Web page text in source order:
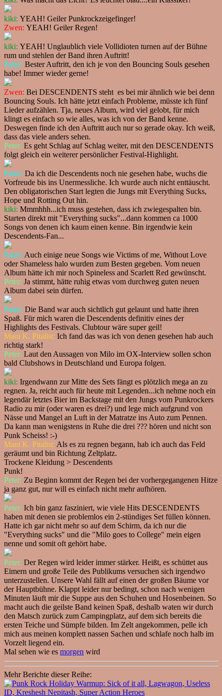
kiki: YEAH! Geiler Punkrockzeigefinger!
Zwen: YEAH! Geiler Regen!
kiki: YEAH! Unglaublich viele Vollidioten turnen auf der Bühne
rum und stehlen der Band ihren Auftritt!
Patze: Bester Auftritt, den ich je von den Bouncing Souls gesehen
habe! Immer wieder gerne!
Zwen: Bei DESCENDENTS steht es bei mir ähnlich wie bei denn
Bouncing Souls. Ich hätte jetzt einfach Probleme, müsste ich fünf
Lieder aufzählen. Tja, neues Album, wird viel gelobt, für mich
klingt es einfach so wie alles, was ich von der Band kenne.
Deswegen finde ich den Auftritt auch nur so gerade okay. Ich weiß,
dass das viele anders sehen.
Peter: Es geht Schlag auf Schlag weiter, mit den DESCENDENTS
folgt gleich ein weiterer persönlicher Festival-Highlight.
Patze: Da ich die Descendents noch nie gesehen habe, wuchs die
Vorfreude bis ins Unermessliche. Ich wurde auch nicht enttäuscht.
Den obligatorischen Start legten die Jungs mit Everything Sucks,
Hope und Rotting Out hin.
kiki: Mmmhhh...ich muss gestehen, dass ich zwiegespalten bin.
Starten direkt mit "Everything sucks"...dann kommen ca 1000
Songs von denen ich kaum einen kenne. Bin irgendwie kein
Descendents-Fan...
Patze: Auch einige neue Songs wie Victims of me, Without Love
oder Shameless halo wurden zum Besten gegeben. Vom neuen
Album hätte ich mir noch Spineless and Scarlett Red gewünscht.
Peter: Ja stimmt, hätte ruhig etwas vom durchweg guten neuen
Album dabei sein dürfen.
Patze: Die Band war auch sichtlich gut gelaunt und hatte ihren
Spaß. Für mich waren die Descendents definitiv eines der
Highlights des Festivals. Clubtour wäre super geil!
Mani K. Pitalist: Ich fand das was ich von denen gesehen hab auch
richtig stark!
Peter: Laut den Aussagen von Milo im OX-Interview sollen schon
bald Clubshows in Deutschland und Europa folgen.
kiki: Irgendwann zur Mitte des Sets fängt es plötzlich mega an zu
regnen. Ja, reicht auch für heute mit Legenden...ich nehme noch ein
legendär letztes Bier im Backstage mit den Jungs vom Punkrockers
Radio zu mir (oder waren es drei?) und lege mich aufgrund von
Nässe und Mangel an Luft in der Matratze ins Auto zum Pennen.
Da kann man wenigstens in Ruhe die drei ??? hören und nicht son
Punk Scheiss! :-)
Mani K. Pitalist: Als es zu regnen begann, hab ich auch das Feld
geräumt und bin Richtung Zeltplatz.
Trockene Kleidung > Descendents
Punk!
Peter: Zu Beginn kommt der Regen bei der vorhergegangenen Hitze
ja ganz gut, nur will es einfach nicht mehr aufhören.
Peter: Ich bin ganz fasziniert, wie viele Hits DESCENDENTS
haben mit denen sie problemlos ein 2-stündiges Set füllen können.
Hatte ich gar nicht mehr so auf dem Schirm, da ich nur die
"Everything sucks" und die "Milo goes to College" mein eigen
nenne und somit oft gehört habe.
Peter: Der Regen wird leider immer stärker. Heißt, es schüttet aus
Eimern und große Teile des Publikums versuchen sich irgendwo
unterzustellen. Unsere Wahl fällt auf einen der großen Bäume vor
der Hauptbühne. Klappt leider nur bedingt, schon nach wenigen
Minuten läuft mir die Suppe aus den Schuhen und Hosenbeinen. So
macht auch die geilste Band keinen Spaß, deshalb waten wir durch
den Matsch zurück zum Campingplatz, auf dem sich bereits die
ersten Teiche und Sümpfe bilden. Im Zelt angekommen, pelle ich
mich aus meinen komplett nassen Sachen und schlafe noch halb im
Vorzelt liegend ein.
Mal sehen wie es morgen wird
Mehr Berichte dieser Reihe: